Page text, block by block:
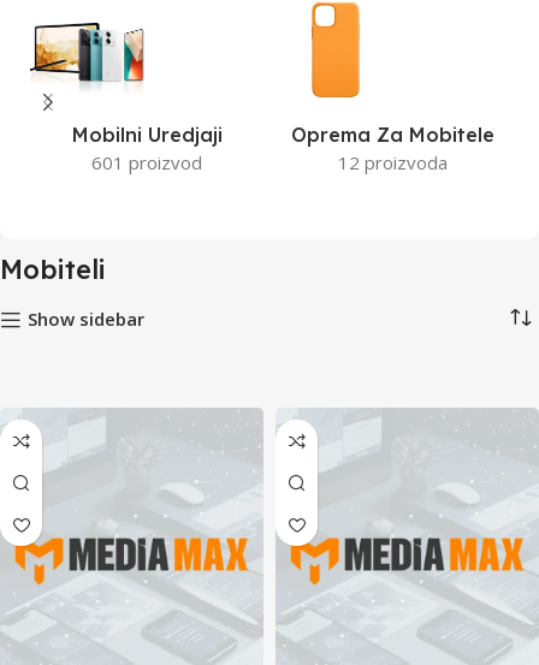
Mobilni Uredjaji
601 proizvod
Oprema Za Mobitele
12 proizvoda
Mobiteli
Show sidebar